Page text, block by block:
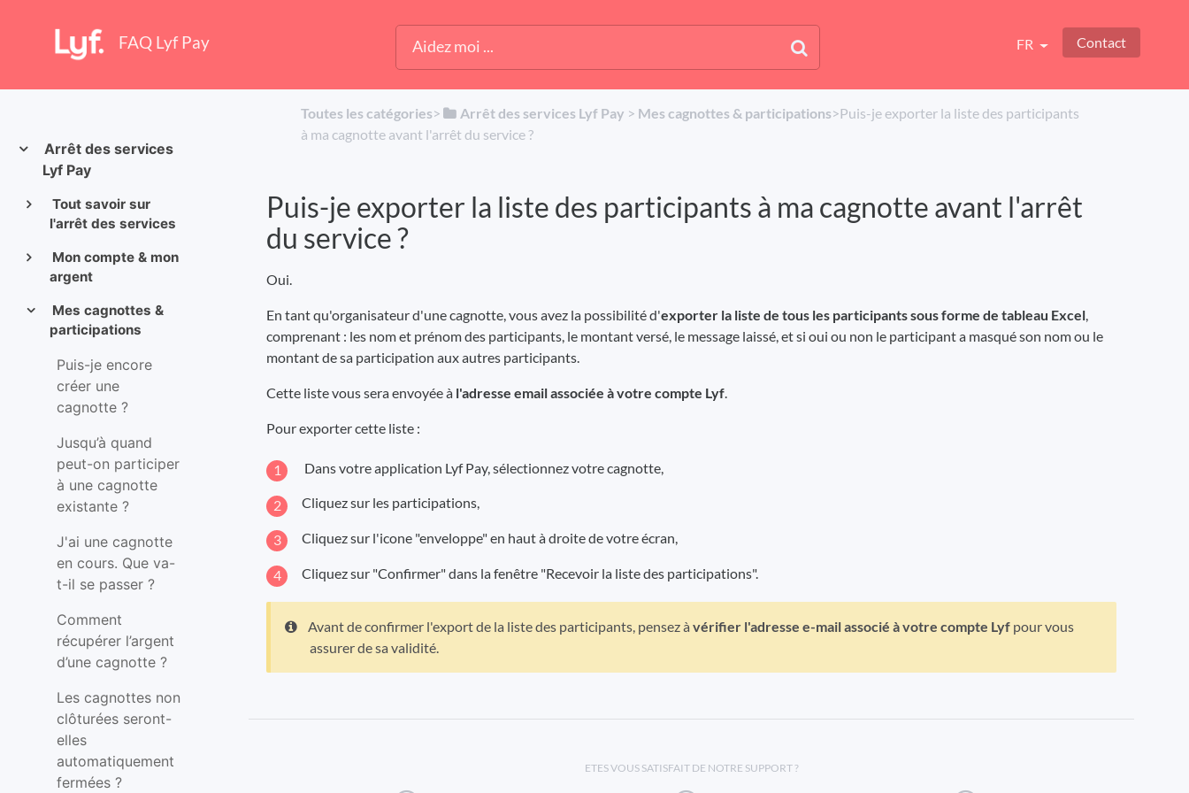
FAQ Lyf Pay FR Contact
Arrêt des services
Lyf Pay
Tout savoir sur
l'arrêt des services
Mon compte & mon
argent
Mes cagnottes &
participations
Puis-je encore
créer une
cagnotte ?
Jusqu’à quand
peut-on participer
à une cagnotte
existante ?
J'ai une cagnotte
en cours. Que va-
t-il se passer ?
Comment
récupérer l’argent
d’une cagnotte ?
Les cagnottes non
clôturées seront-
elles
automatiquement
fermées ?
Toutes les catégories​>​ ​Arrêt des services Lyf Pay ​ > ​ ​Mes cagnottes & participations​>​ Puis-je exporter la liste des participants
à ma cagnotte avant l'arrêt du service ?
Puis-je exporter la liste des participants à ma cagnotte avant l'arrêt
du service ?
Oui.
En tant qu'organisateur d'une cagnotte, vous avez la possibilité d'exporter la liste de tous les participants sous forme de tableau Excel,
comprenant : les nom et prénom des participants, le montant versé, le message laissé, et si oui ou non le participant a masqué son nom ou le
montant de sa participation aux autres participants.
Cette liste vous sera envoyée à l'adresse email associée à votre compte Lyf.
Pour exporter cette liste :
Dans votre application Lyf Pay, sélectionnez votre cagnotte,
Cliquez sur les participations,
Cliquez sur l'icone "enveloppe" en haut à droite de votre écran,
Cliquez sur "Confirmer" dans la fenêtre "Recevoir la liste des participations".
Avant de confirmer l'export de la liste des participants, pensez à vérifier l'adresse e-mail associé à votre compte Lyf pour vous
assurer de sa validité.
ETES VOUS SATISFAIT DE NOTRE SUPPORT ?